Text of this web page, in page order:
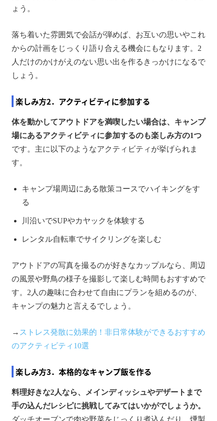
ょう。
落ち着いた雰囲気で会話が弾めば、お互いの思いやこれ
からの計画をじっくり語り合える機会にもなります。2
人だけのかけがえのない思い出を作るきっかけになるで
しょう。
楽しみ方2．アクティビティに参加する
体を動かしてアウトドアを満喫したい場合は、キャンプ
場にあるアクティビティに参加するのも楽しみ方の1つ
です。主に以下のようなアクティビティが挙げられま
す。
キャンプ場周辺にある散策コースでハイキングをす
る
川沿いでSUPやカヤックを体験する
レンタル自転車でサイクリングを楽しむ
アウトドアの写真を撮るのが好きなカップルなら、周辺
の風景や野鳥の様子を撮影して楽しむ時間もおすすめで
す。2人の趣味に合わせて自由にプランを組めるのが、
キャンプの魅力と言えるでしょう。
→ ストレス発散に効果的！非日常体験ができるおすすめ
のアクティビティ10選
楽しみ方3．本格的なキャンプ飯を作る
料理好きな2人なら、メインディッシュやデザートまで
手の込んだレシピに挑戦してみてはいかがでしょうか。